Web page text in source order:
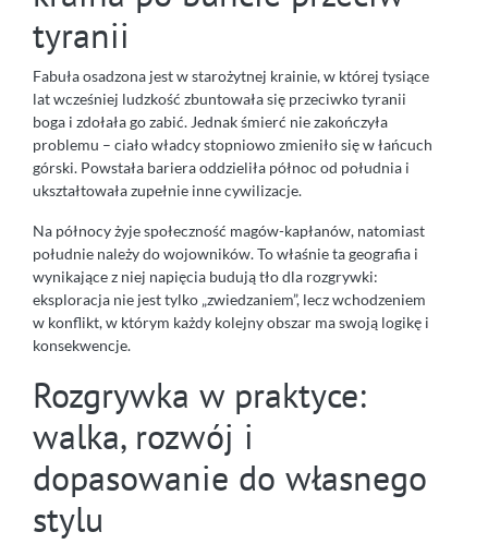
tyranii
Fabuła osadzona jest w starożytnej krainie, w której tysiące
lat wcześniej ludzkość zbuntowała się przeciwko tyranii
boga i zdołała go zabić. Jednak śmierć nie zakończyła
problemu – ciało władcy stopniowo zmieniło się w łańcuch
górski. Powstała bariera oddzieliła północ od południa i
ukształtowała zupełnie inne cywilizacje.
Na północy żyje społeczność magów-kapłanów, natomiast
południe należy do wojowników. To właśnie ta geografia i
wynikające z niej napięcia budują tło dla rozgrywki:
eksploracja nie jest tylko „zwiedzaniem”, lecz wchodzeniem
w konflikt, w którym każdy kolejny obszar ma swoją logikę i
konsekwencje.
Rozgrywka w praktyce:
walka, rozwój i
dopasowanie do własnego
stylu